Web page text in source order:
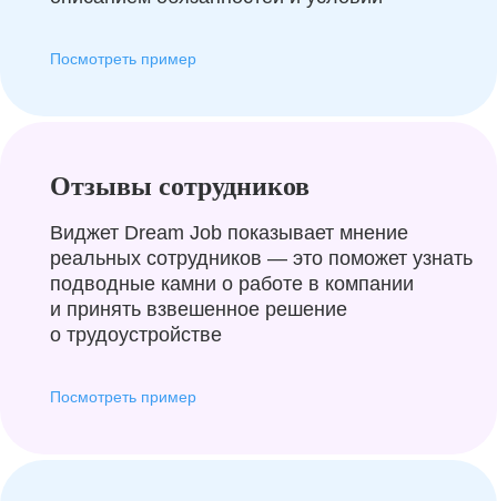
Посмотреть пример
Отзывы сотрудников
Виджет Dream Job показывает мнение
реальных сотрудников — это поможет узнать
подводные камни о работе в компании
и принять взвешенное решение
о трудоустройстве
Посмотреть пример